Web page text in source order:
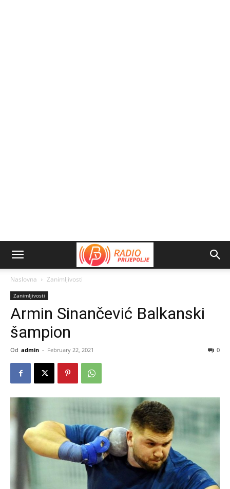
Naslovna Zanimljivosti
Zanimljivosti
Armin Sinančević Balkanski
šampion
Od admin - February 22, 2021 0